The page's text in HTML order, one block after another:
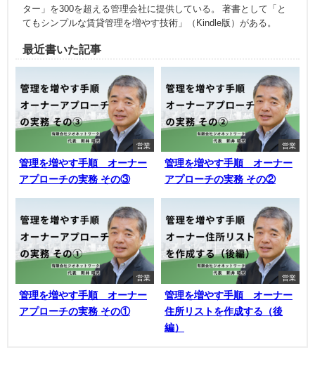
ター」を300を超える管理会社に提供している。 著書として「と
てもシンプルな賃貸管理を増やす技術」（Kindle版）がある。
最近書いた記事
営業
管理を増やす手順 オーナー
アプローチの実務 その③
営業
管理を増やす手順 オーナー
アプローチの実務 その②
営業
管理を増やす手順 オーナー
アプローチの実務 その①
営業
管理を増やす手順 オーナー
住所リストを作成する（後
編）